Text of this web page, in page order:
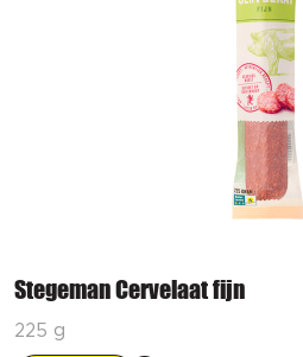
Stegeman Cervelaat fijn
225 g